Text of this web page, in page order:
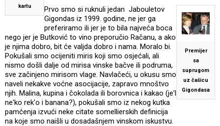
kartu
Premijer
sa
suprugom
uz čašicu
Gigondasa
Prvo smo si ruknuli jedan Jabouletov
Gigondas iz 1999. godine, ne jer ga
preferiramo ili jer je to bila najveća boca
nego jer je Butković to vino preporučio Račanu, a ako
je njima dobro, bit će valjda dobro i nama. Moralo bi.
Pokušali smo ocijeniti miris koji smo osjećali, ali
nismo došli dalje od mirisa vinske bačve ili podruma,
sve začinjeno mirisom vlage. Navlačeći, u okusu smo
naveli nekakve voćne asocijacije, zapravo mnoštvo
njih. Malina, kupina i čokolada ili borovnica i kakao (je'l
ne'ko rek'o i banana?), pokušali smo iz nekog kutka
pamćenja izvući neke citate somellierskih definicija
na koje smo naišli u dosadašnjem vinskom iskustvu.